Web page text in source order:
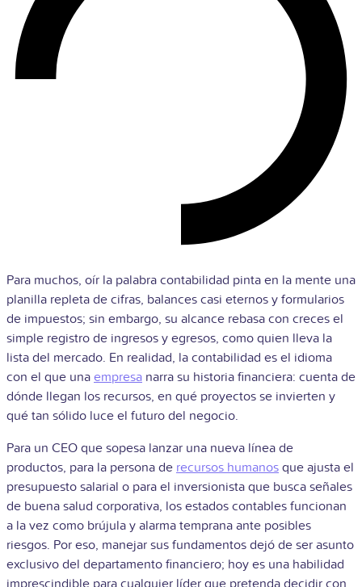
Para muchos, oír la palabra contabilidad pinta en la mente una
planilla repleta de cifras, balances casi eternos y formularios
de impuestos; sin embargo, su alcance rebasa con creces el
simple registro de ingresos y egresos, como quien lleva la
lista del mercado. En realidad, la contabilidad es el idioma
con el que una empresa narra su historia financiera: cuenta de
dónde llegan los recursos, en qué proyectos se invierten y
qué tan sólido luce el futuro del negocio.
Para un CEO que sopesa lanzar una nueva línea de
productos, para la persona de recursos humanos que ajusta el
presupuesto salarial o para el inversionista que busca señales
de buena salud corporativa, los estados contables funcionan
a la vez como brújula y alarma temprana ante posibles
riesgos. Por eso, manejar sus fundamentos dejó de ser asunto
exclusivo del departamento financiero; hoy es una habilidad
imprescindible para cualquier líder que pretenda decidir con